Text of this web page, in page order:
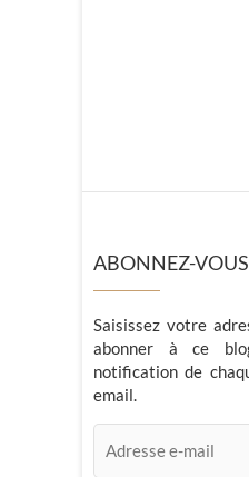
ABONNEZ-
Saisissez votre
abonner à ce
notification de
email.
e-